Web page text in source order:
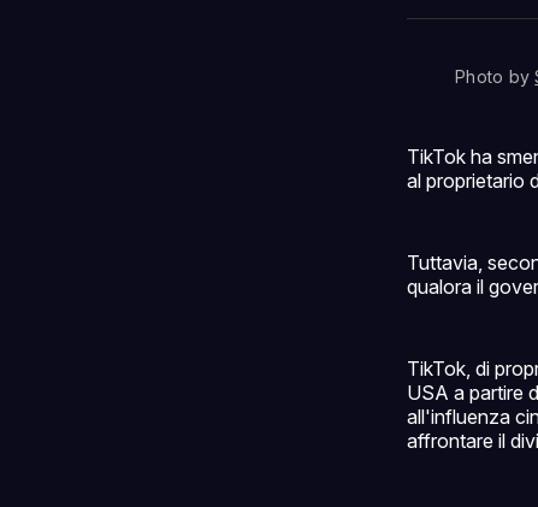
Photo by
TikTok ha
al proprietario
Tuttavia,
qualora il
TikTok, di
USA a partire
all'influenza
affrontare il